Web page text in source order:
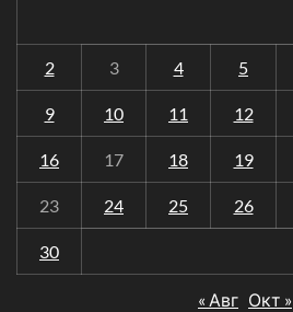
2 3 4 5
9 10 11 12
16 17 18 19
23 24 25 26
30
« Авг Окт »